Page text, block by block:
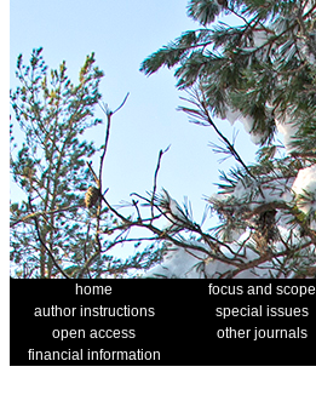
home focus and scope
author instructions
special issues
open access
other journals
financial information